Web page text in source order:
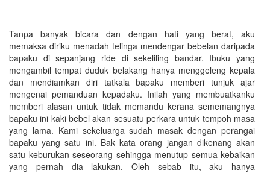
Tanpa banyak bicara dan dengan hati yang berat, aku
memaksa diriku menadah telinga mendengar bebelan daripada
bapaku di sepanjang ride di sekeliling bandar. Ibuku yang
mengambil tempat duduk belakang hanya menggeleng kepala
dan mendiamkan diri tatkala bapaku memberi tunjuk ajar
mengenai pemanduan kepadaku. Inilah yang membuatkanku
memberi alasan untuk tidak memandu kerana sememangnya
bapaku ini kaki bebel akan sesuatu perkara untuk tempoh masa
yang lama. Kami sekeluarga sudah masak dengan perangai
bapaku yang satu ini. Bak kata orang jangan dikenang akan
satu keburukan seseorang sehingga menutup semua kebaikan
yang pernah dia lakukan. Oleh sebab itu, aku hanya